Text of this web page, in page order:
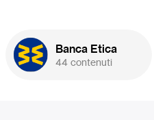
Banca Etica
44 contenuti